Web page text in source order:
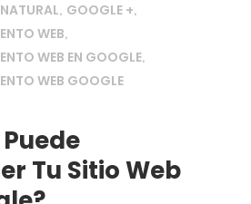
, GOOGLE +,
WEB,
WEB EN GOOGLE,
WEB GOOGLE
Tu Sitio Web